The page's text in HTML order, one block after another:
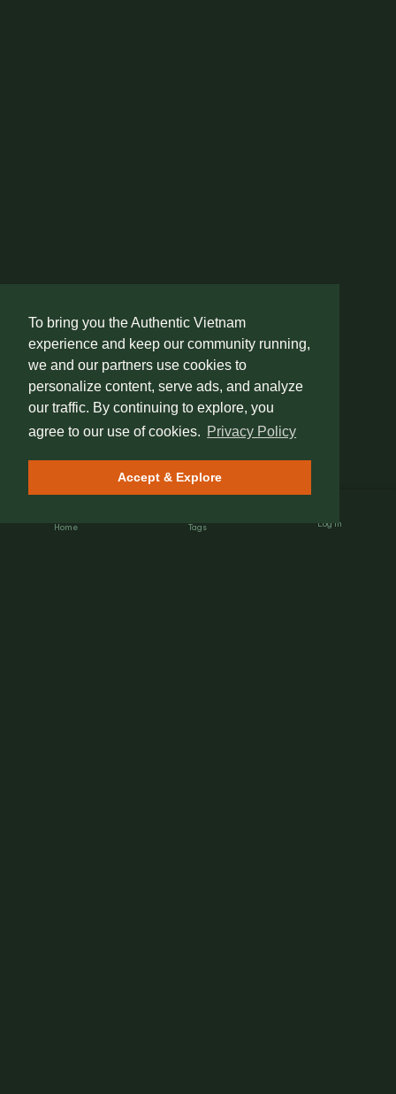
To bring you the Authentic Vietnam
experience and keep our community running,
we and our partners use cookies to
personalize content, serve ads, and analyze
our traffic. By continuing to explore, you
agree to our use of cookies. Privacy Policy
Accept & Explore
Home Tags Log In